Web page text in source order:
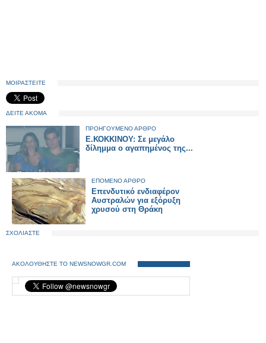
ΜΟΙΡΑΣΤΕΙΤΕ
ΔΕΙΤΕ ΑΚΟΜΑ
ΠΡΟΗΓΟΥΜΕΝΟ ΑΡΘΡΟ
E.ΚΟΚΚΙΝΟΥ: Σε μεγάλο
δίλημμα ο αγαπημένος της...
ΕΠΟΜΕΝΟ ΑΡΘΡΟ
Επενδυτικό ενδιαφέρον
Αυστραλών για εξόρυξη
χρυσού στη Θράκη
ΣΧΟΛΙΑΣΤΕ
ΑΚΟΛΟΥΘΗΣΤΕ ΤΟ NEWSNOWGR.COM